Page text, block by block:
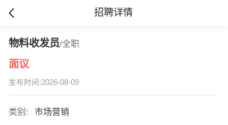
招聘详情
物料收发员/全职
面议
发布时间:2026-08-09
类别:
市场营销